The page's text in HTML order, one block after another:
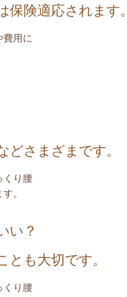
険適応されます。
用に
さまざまです。
くり腰
。
い？
も大切です。
くり腰